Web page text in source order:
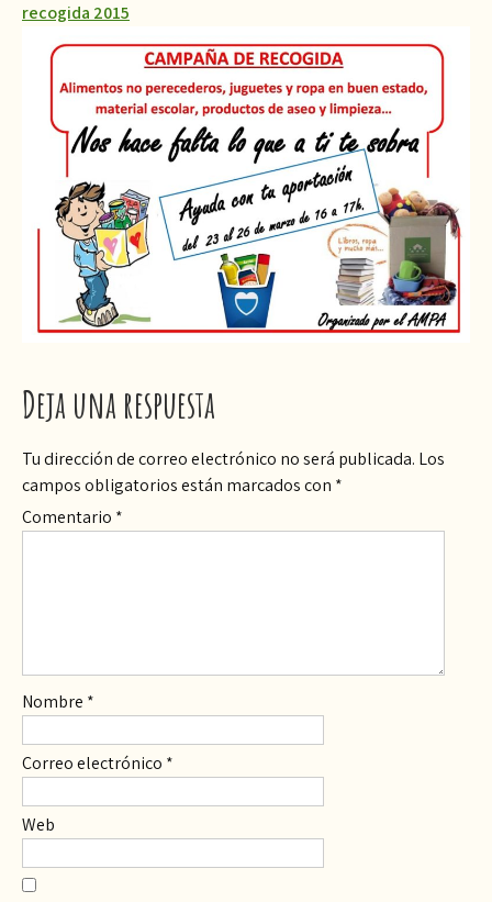
recogida 2015
Deja una respuesta
Tu dirección de correo electrónico no será publicada. Los
campos obligatorios están marcados con *
Comentario *
Nombre *
Correo electrónico *
Web